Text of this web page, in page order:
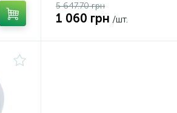
5 647.70 грн
1 060 грн /шт.